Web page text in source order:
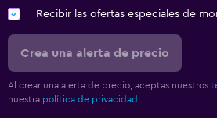
Recibir las ofertas especiales de
Crea una alerta de precio
Al crear una alerta de precio, aceptas nuestros
nuestra política de privacidad.